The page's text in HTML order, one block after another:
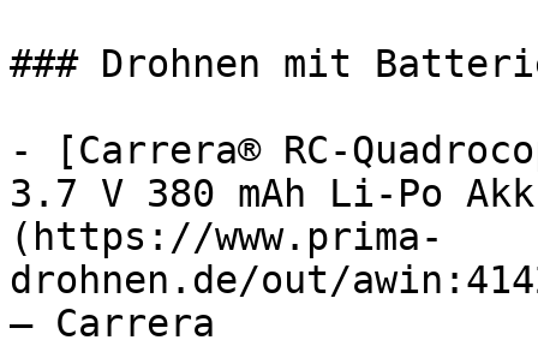
### Drohnen mit
- [Carrera® RC-
3.7 V 380 mAh Li-Po
(https://www.prima-
drohnen.de/out/
— Carrera